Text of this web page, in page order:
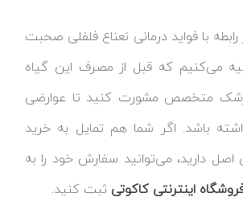
رابطه با فواید درمانی نعناع فلفلی صحبت
می‌کنیم که قبل از مصرف این گیاه
پزشک متخصص مشورت کنید تا عوارضی
باشد. اگر شما هم تمایل به خرید
اصل دارید، می‌توانید سفارش خود را به
اینترنتی کاکوتی ثبت کنید.